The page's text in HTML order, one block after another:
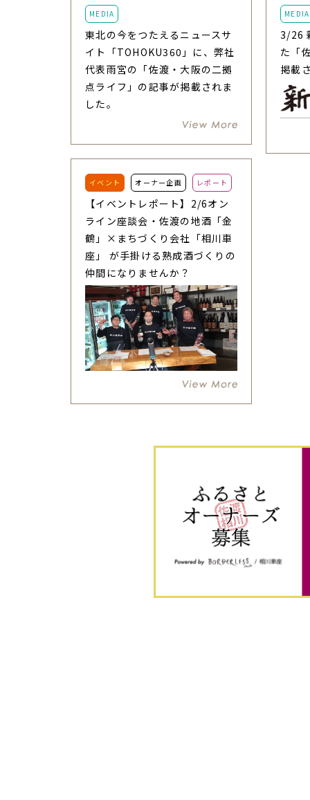
MEDIA
東北の今をつたえるニュースサ
イト「TOHOKU360」に、弊社
代表雨宮の「佐渡・大阪の二拠
点ライフ」の記事が掲載されま
した。
MEDIA
3/26
た「
掲載
イベント オーナー企画 レポート
【イベントレポート】2/6オン
ライン座談会・佐渡の地酒「金
鶴」×まちづくり会社「相川車
座」 が手掛ける熟成酒づくりの
仲間になりませんか？